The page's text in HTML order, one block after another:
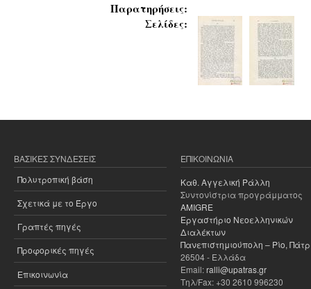
Παρατηρήσεις:
Σελίδες:
ΒΑΣΙΚΈΣ ΣΥΝΔΈΣΕΙΣ
Πολυτροπική βάση
Σχετικά με το Έργο
Γραπτές πηγές
Προφορικές πηγές
Επικοινωνία
ΕΠΙΚΟΙΝΩΝΊΑ
Καθ. Αγγελική Ράλλη
Συντονίστρια προγράμματος
AMIGRE
Εργαστήριο Νεοελληνικών
Διαλέκτων
Πανεπιστημιούπολη – Ρίο,
26504 - Ελλάδα
Email:ralli@upatras.gr
Τηλ/Fax: +30 2610 996230